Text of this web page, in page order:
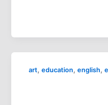
art, education, english,